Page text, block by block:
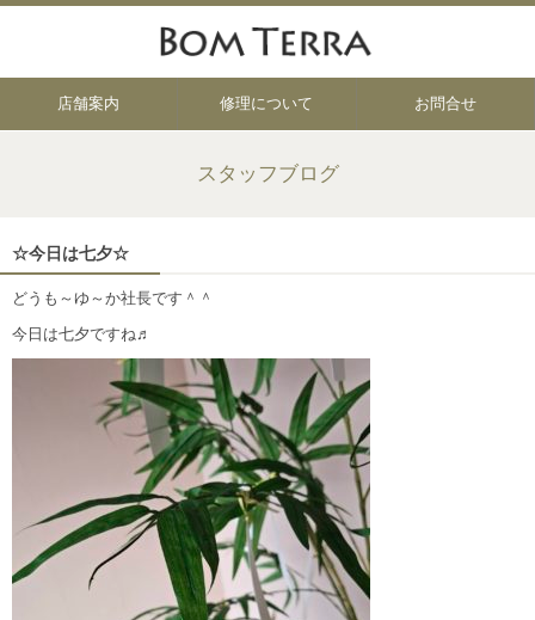
店舗案内 修理について お問合せ
スタッフブログ
☆今日は七夕☆
どうも～ゆ～か社長です＾＾
今日は七夕ですね♬